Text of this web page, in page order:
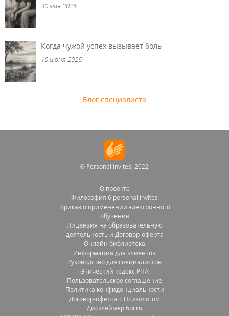
30 мая 2026
Когда чужой успех вызывает боль
18 июня 2026
Блог специалиста
© Personal Invites, 2022
О проекте
Философия 6 personal invites
Приказ о применении электронного
обучения
Лицензия на образовательную
деятельность и Договор-оферта
Онлайн библиотека
Информация для клиентов
Руководство для специалистов
Этический кодекс РПА
Пользовательское соглашение
Политика конфиденциальности
Договор-оферта с Психологом
Дисклеймер 6pi.ru